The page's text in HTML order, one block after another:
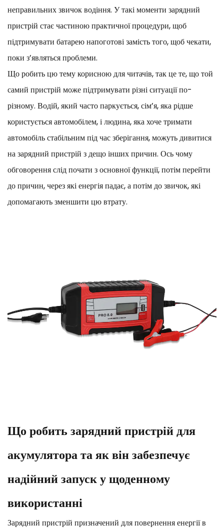
неправильних звичок водіння. У такі моменти зарядний
пристрій стає частиною практичної процедури, щоб
підтримувати батарею напоготові замість того, щоб чекати,
поки з’являться проблеми.
Що робить цю тему корисною для читачів, так це те, що той
самий пристрій може підтримувати різні ситуації по-
різному. Водій, який часто паркується, сім’я, яка рідше
користується автомобілем, і людина, яка хоче тримати
автомобіль стабільним під час зберігання, можуть дивитися
на зарядний пристрій з дещо інших причин. Ось чому
обговорення слід почати з основної функції, потім перейти
до причин, через які енергія падає, а потім до звичок, які
допомагають зменшити цю втрату.
Що робить зарядний пристрій для
акумулятора та як він забезпечує
надійний запуск у щоденному
використанні
Зарядний пристрій призначений для повернення енергії в